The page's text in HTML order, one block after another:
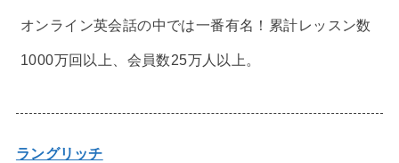
オンライン英会話の中では一番有名！累計レッスン数
1000万回以上、会員数25万人以上。
ラングリッチ